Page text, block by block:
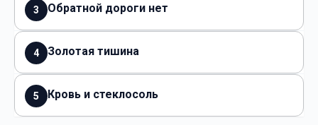
3 Обратной дороги нет
4 Золотая тишина
5 Кровь и стеклосоль